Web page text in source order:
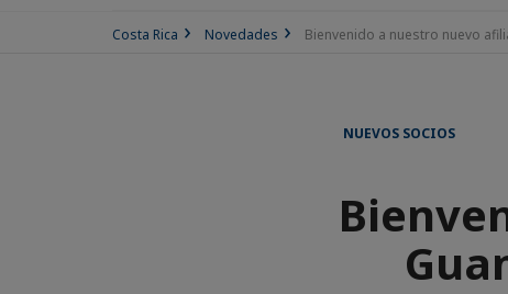
Costa Rica Novedades Bienvenido a nuestro nuevo
NUEVOS SOCIOS